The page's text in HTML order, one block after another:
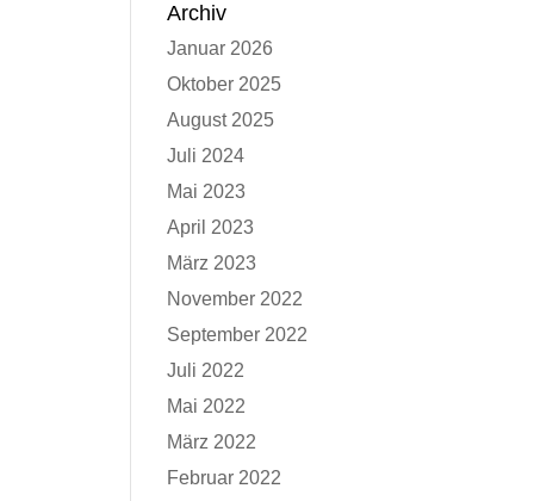
Archiv
Januar 2026
Oktober 2025
August 2025
Juli 2024
Mai 2023
April 2023
März 2023
November 2022
September 2022
Juli 2022
Mai 2022
März 2022
Februar 2022